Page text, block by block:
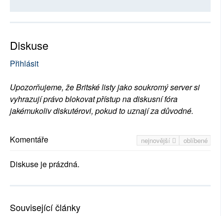
Diskuse
Přihlásit
Upozorňujeme, že Britské listy jako soukromý server si
vyhrazují právo blokovat přístup na diskusní fóra
jakémukoliv diskutérovi, pokud to uznají za důvodné.
nejnovější oblíbené
Komentáře
Diskuse je prázdná.
Související články